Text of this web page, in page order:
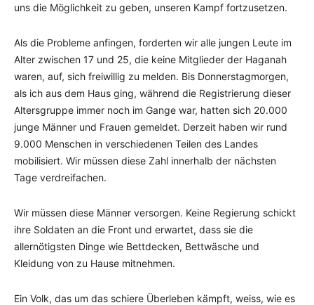
uns die Möglichkeit zu geben, unseren Kampf fortzusetzen.
Als die Probleme anfingen, forderten wir alle jungen Leute im
Alter zwischen 17 und 25, die keine Mitglieder der Haganah
waren, auf, sich freiwillig zu melden. Bis Donnerstagmorgen,
als ich aus dem Haus ging, während die Registrierung dieser
Altersgruppe immer noch im Gange war, hatten sich 20.000
junge Männer und Frauen gemeldet. Derzeit haben wir rund
9.000 Menschen in verschiedenen Teilen des Landes
mobilisiert. Wir müssen diese Zahl innerhalb der nächsten
Tage verdreifachen.
Wir müssen diese Männer versorgen. Keine Regierung schickt
ihre Soldaten an die Front und erwartet, dass sie die
allernötigsten Dinge wie Bettdecken, Bettwäsche und
Kleidung von zu Hause mitnehmen.
Ein Volk, das um das schiere Überleben kämpft, weiss, wie es